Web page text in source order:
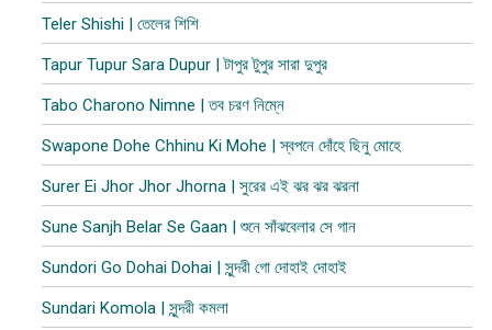
Teler Shishi | তেলের শিশি
Tapur Tupur Sara Dupur | টাপুর টুপুর সারা দুপুর
Tabo Charono Nimne | তব চরণ নিম্নে
Swapone Dohe Chhinu Ki Mohe | স্বপনে দোঁহে ছিনু মোহে
Surer Ei Jhor Jhor Jhorna | সুরের এই ঝর ঝর ঝরনা
Sune Sanjh Belar Se Gaan | শুনে সাঁঝবেলার সে গান
Sundori Go Dohai Dohai | সুন্দরী গো দোহাই দোহাই
Sundari Komola | সুন্দরী কমলা